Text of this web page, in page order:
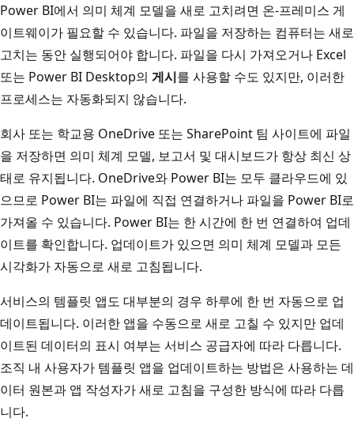
Power BI에서 의미 체계 모델을 새로 고치려면 온-프레미스 게
이트웨이가 필요할 수 있습니다. 파일을 저장하는 컴퓨터는 새로
고치는 동안 실행되어야 합니다. 파일을 다시 가져오거나 Excel
또는 Power BI Desktop의 게시를 사용할 수도 있지만, 이러한
프로세스는 자동화되지 않습니다.
회사 또는 학교용 OneDrive 또는 SharePoint 팀 사이트에 파일
을 저장하면 의미 체계 모델, 보고서 및 대시보드가 항상 최신 상
태로 유지됩니다. OneDrive와 Power BI는 모두 클라우드에 있
으므로 Power BI는 파일에 직접 연결하거나 파일을 Power BI로
가져올 수 있습니다. Power BI는 한 시간에 한 번 연결하여 업데
이트를 확인합니다. 업데이트가 있으면 의미 체계 모델과 모든
시각화가 자동으로 새로 고침됩니다.
서비스의 템플릿 앱도 대부분의 경우 하루에 한 번 자동으로 업
데이트됩니다. 이러한 앱을 수동으로 새로 고칠 수 있지만 업데
이트된 데이터의 표시 여부는 서비스 공급자에 따라 다릅니다.
조직 내 사용자가 템플릿 앱을 업데이트하는 방법은 사용하는 데
이터 원본과 앱 작성자가 새로 고침을 구성한 방식에 따라 다릅
니다.